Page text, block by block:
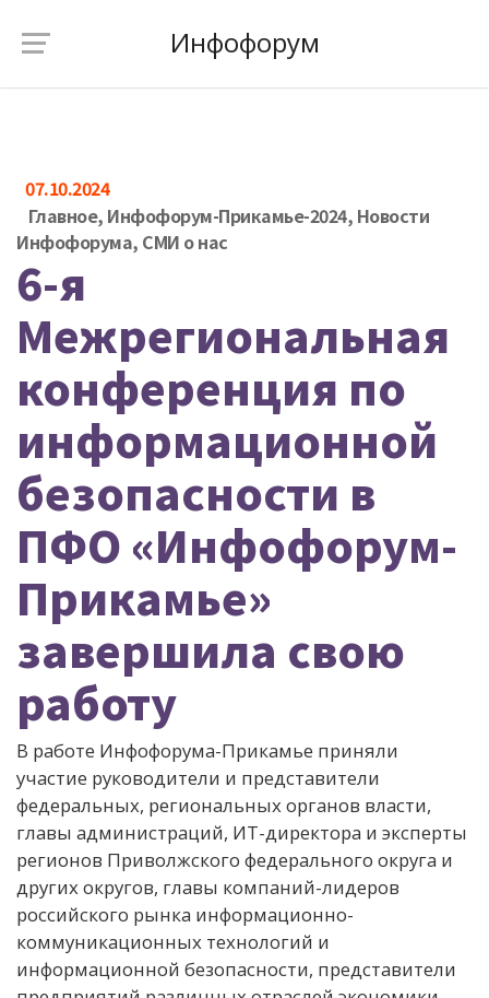
Инфофорум
07.10.2024
Главное, Инфофорум-Прикамье-2024, Новости
Инфофорума, СМИ о нас
6-я
Межрегиональная
конференция по
информационной
безопасности в
ПФО «Инфофорум-
Прикамье»
завершила свою
работу
В работе Инфофорума-Прикамье приняли
участие руководители и представители
федеральных, региональных органов власти,
главы администраций, ИТ-директора и эксперты
регионов Приволжского федерального округа и
других округов, главы компаний-лидеров
российского рынка информационно-
коммуникационных технологий и
информационной безопасности, представители